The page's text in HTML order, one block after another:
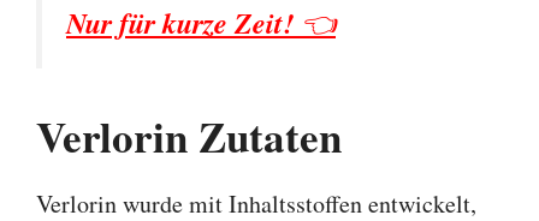
Nur für kurze Zeit! 👈
Verlorin Zutaten
Verlorin wurde mit Inhaltsstoffen entwickelt,